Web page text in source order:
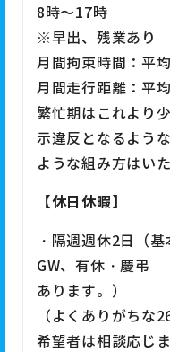
8時〜17時
※早出、残業あり
月間拘束時間：平
月間走行距離：平
繁忙期はこれより
示違反となるよう
ような組み方はい
【休日休暇】
・隔週週休2日（
GW、有休・慶弔
あります。）
（よくありがちな
希望者は相談応じま